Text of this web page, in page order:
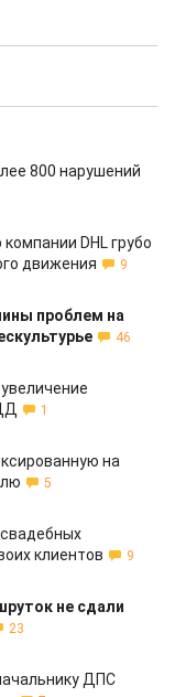
800 нарушений
DHL грубо
движения
9
проблем на
46
1
на
5
клиентов
9
не сдали
23
ДПС